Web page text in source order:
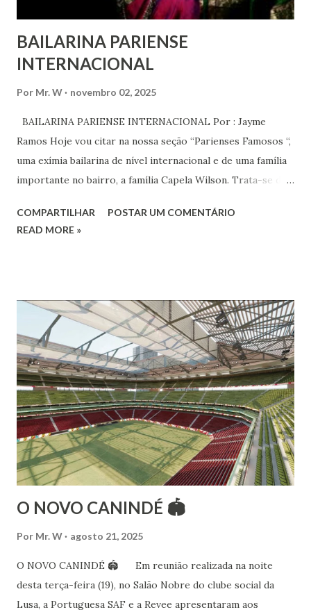
BAILARINA PARIENSE
INTERNACIONAL
Por Mr. W novembro 02, 2025
BAILARINA PARIENSE INTERNACIONAL Por : Jayme
Ramos Hoje vou citar na nossa seção “Parienses Famosos “,
uma exímia bailarina de nível internacional e de uma família
importante no bairro, a família Capela Wilson. Trata-se da
Vamos às informações de seu site : Bailarina e professora
Esteve na Índia aprofundando seus estudos neste estilo
além de partir para pesquisa e vivência das danças
folclóricas do Rajastão (Kalbelia, Banjara, Ghoomar, Chair).
Bailarina profissional e professora de dança. Dedica-se há
15 anos ao estudo e pesquisa de danças étnicas, em especial
às danças ciganas, árabes e indianas. Iniciou seus estudos de
dança aos 4 anos de idade (em 1982) no balé clássico,
passando por diversas atividades co...
COMPARTILHAR
POSTAR UM COMENTÁRIO
READ MORE »
O NOVO CANINDÉ 🏟
Por Mr. W agosto 21, 2025
O NOVO CANINDÉ 🏟 Em reunião realizada na noite
desta terça-feira (19), no Salão Nobre do clube social da
Lusa, a Portuguesa SAF e a Revee apresentaram aos